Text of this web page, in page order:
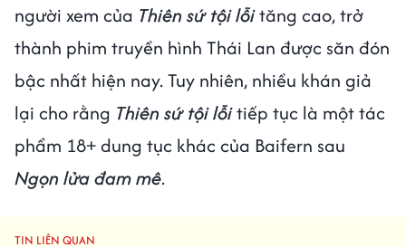
người xem của Thiên sứ tội lỗităng cao, trở
thành phim truyền hình Thái Lan được săn đón
bậc nhất hiện nay. Tuy nhiên, nhiều khán giả
lại cho rằng Thiên sứ tội lỗitiếp tục là một tác
phẩm 18+ dung tục khác của Baifern sau
Ngọn lửa đam mê.
TIN LIÊN QUAN